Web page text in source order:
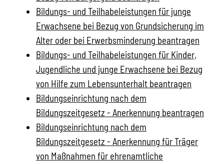
Bildungs- und Teilhabeleistungen für junge
Erwachsene bei Bezug von Grundsicherung im
Alter oder bei Erwerbsminderung beantragen
Bildungs- und Teilhabeleistungen für Kinder,
Jugendliche und junge Erwachsene bei Bezug
von Hilfe zum Lebensunterhalt beantragen
Bildungseinrichtung nach dem
Bildungszeitgesetz - Anerkennung beantragen
Bildungseinrichtung nach dem
Bildungszeitgesetz - Anerkennung für Träger
von Maßnahmen für ehrenamtliche